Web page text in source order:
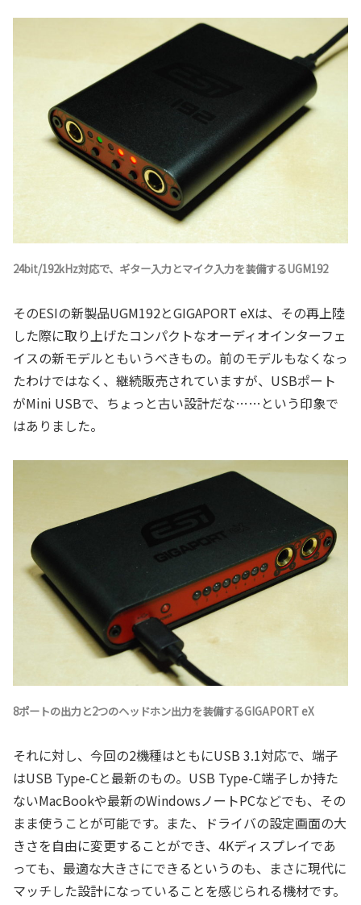
24bit/192kHz対応で、ギター入力とマイク入力を装備するUGM192
そのESIの新製品UGM192とGIGAPORT eXは、その再上陸
した際に取り上げたコンパクトなオーディオインターフェ
イスの新モデルともいうべきもの。前のモデルもなくなっ
たわけではなく、継続販売されていますが、USBポート
がMini USBで、ちょっと古い設計だな……という印象で
はありました。
8ポートの出力と2つのヘッドホン出力を装備するGIGAPORT eX
それに対し、今回の2機種はともにUSB 3.1対応で、端子
はUSB Type-Cと最新のもの。USB Type-C端子しか持た
ないMacBookや最新のWindowsノートPCなどでも、その
まま使うことが可能です。また、ドライバの設定画面の大
きさを自由に変更することができ、4Kディスプレイであ
っても、最適な大きさにできるというのも、まさに現代に
マッチした設計になっていることを感じられる機材です。